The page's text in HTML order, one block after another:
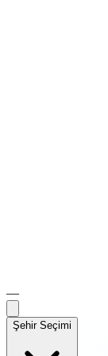
—
Şehir Seçimi